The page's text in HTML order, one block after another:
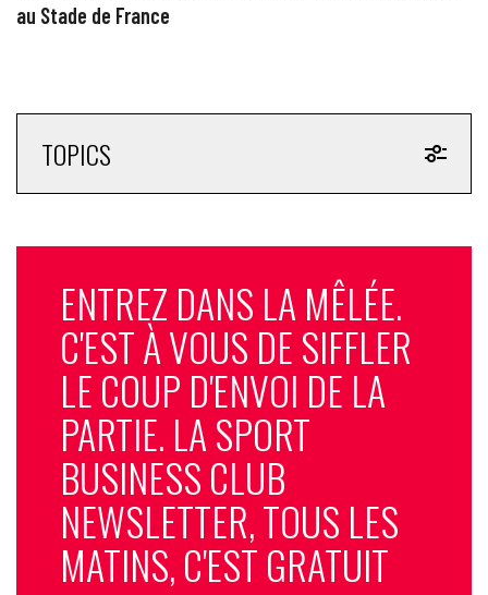
au Stade de France
TOPICS
ENTREZ DANS LA MÊLÉE.
C'EST À VOUS DE SIFFLER
LE COUP D'ENVOI DE LA
PARTIE. LA SPORT
BUSINESS CLUB
NEWSLETTER, TOUS LES
MATINS, C'EST GRATUIT